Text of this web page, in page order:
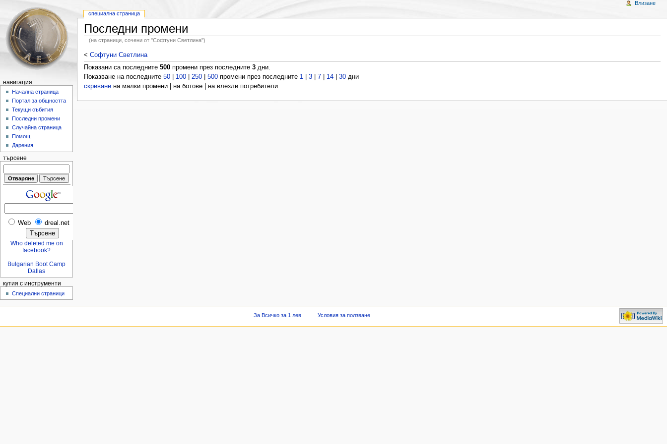
Последни промени
(на страници, сочени от "Софтуни Светлина")
< Софтуни Светлина
Показани са последните 500промени през последните 3дни.
Показване на последните 50| 100| 250| 500промени през последните 1| 3| 7| 14| 30дни
скриванена малки промени | на ботове | на влезли потребители
специална страница
Влизане
навигация
Начална страница
Портал за общността
Текущи събития
Последни промени
Случайна страница
Помощ
Дарения
търсене
Web dreal.net
Who deleted me on
facebook?
Bulgarian Boot Camp
Dallas
кутия с инструменти
Специални страници
За Всичко за 1 лев Условия за ползване